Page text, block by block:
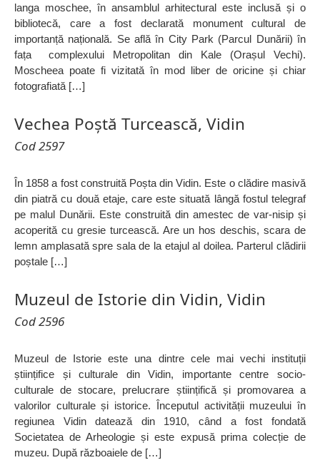
langa moschee, în ansamblul arhitectural este inclusă și o
bibliotecă, care a fost declarată monument cultural de
importanță națională. Se află în City Park (Parcul Dunării) în
fața complexului Metropolitan din Kale (Orașul Vechi).
Moscheea poate fi vizitată în mod liber de oricine și chiar
fotografiată […]
Vechea Poștă Turcească, Vidin
Cod 2597
În 1858 a fost construită Poșta din Vidin. Este o clădire masivă
din piatră cu două etaje, care este situată lângă fostul telegraf
pe malul Dunării. Este construită din amestec de var-nisip și
acoperită cu gresie turcească. Are un hos deschis, scara de
lemn amplasată spre sala de la etajul al doilea. Parterul clădirii
poștale […]
Muzeul de Istorie din Vidin, Vidin
Cod 2596
Muzeul de Istorie este una dintre cele mai vechi instituții
științifice și culturale din Vidin, importante centre socio-
culturale de stocare, prelucrare științifică și promovarea a
valorilor culturale și istorice. Începutul activității muzeului în
regiunea Vidin datează din 1910, când a fost fondată
Societatea de Arheologie și este expusă prima colecție de
muzeu. După războaiele de […]